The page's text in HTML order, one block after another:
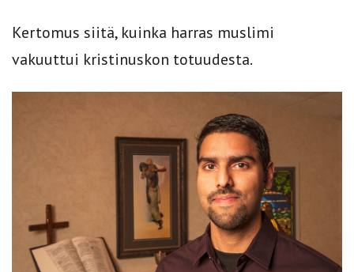
Kertomus siitä, kuinka harras muslimi
vakuuttui kristinuskon totuudesta.